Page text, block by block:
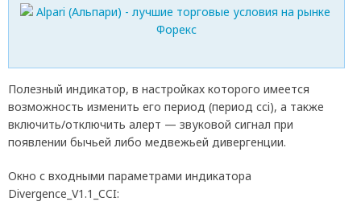
Полезный индикатор, в настройках которого имеется
возможность изменить его период (период cci), а также
включить/отключить алерт — звуковой сигнал при
появлении бычьей либо медвежьей дивергенции.
Окно с входными параметрами индикатора
Divergence_V1.1_CCI: